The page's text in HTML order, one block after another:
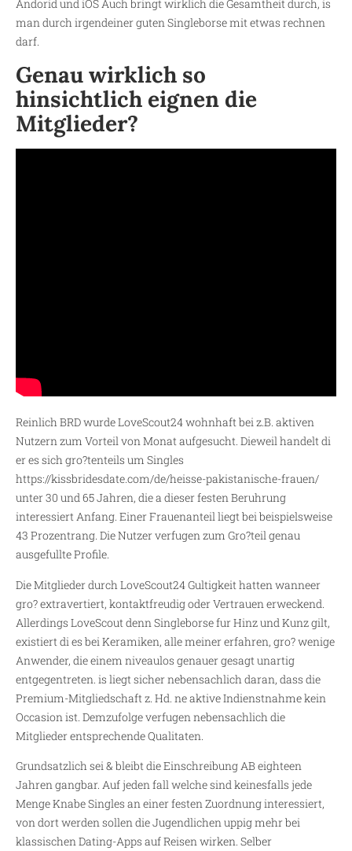
Andorid und iOS Auch bringt wirklich die Gesamtheit durch, is
man durch irgendeiner guten Singleborse mit etwas rechnen
darf.
Genau wirklich so
hinsichtlich eignen die
Mitglieder?
Reinlich BRD wurde LoveScout24 wohnhaft bei z.B. aktiven
Nutzern zum Vorteil von Monat aufgesucht. Dieweil handelt di
er es sich gro?tenteils um Singles
https://kissbridesdate.com/de/heisse-pakistanische-frauen/
unter 30 und 65 Jahren, die a dieser festen Beruhrung
interessiert Anfang. Einer Frauenanteil liegt bei beispielsweise
43 Prozentrang. Die Nutzer verfugen zum Gro?teil genau
ausgefullte Profile.
Die Mitglieder durch LoveScout24 Gultigkeit hatten wanneer
gro? extravertiert, kontaktfreudig oder Vertrauen erweckend.
Allerdings LoveScout denn Singleborse fur Hinz und Kunz gilt,
existiert di es bei Keramiken, alle meiner erfahren, gro? wenige
Anwender, die einem niveaulos genauer gesagt unartig
entgegentreten. is liegt sicher nebensachlich daran, dass die
Premium-Mitgliedschaft z. Hd. ne aktive Indienstnahme kein
Occasion ist. Demzufolge verfugen nebensachlich die
Mitglieder entsprechende Qualitaten.
Grundsatzlich sei & bleibt die Einschreibung AB eighteen
Jahren gangbar. Auf jeden fall welche sind keinesfalls jede
Menge Knabe Singles an einer festen Zuordnung interessiert,
von dort werden sollen die Jugendlichen uppig mehr bei
klassischen Dating-Apps auf Reisen wirken. Selber